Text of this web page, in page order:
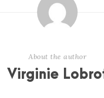
About the author
Virginie